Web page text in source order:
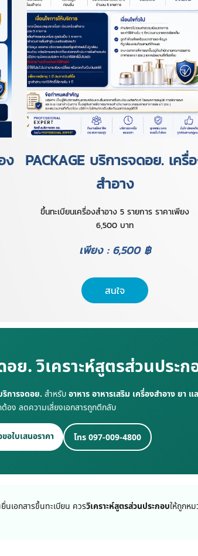
ง PACKAGE บริการจดอย. เครื่
สำอาง
ขึ้นทะเบียนเครื่องสำอาง 5 รายการ ราคาเพียง
6,500 บาท
เพียง : 6,500 ฿
สนใจ
อย. วิเคราะห์สูตรส่วนประ
ริการจดอย. สำหรับ อาหาร อาหารเสริม เครื่องสำอาง ยา
อง ลดความเสี่ยงเอกสารถูกตีกลับ
อใบเสนอราคา โทร 097-009-4800
นเอกสารขึ้นทะเบียน ควรวิเคราะห์สูตรส่วนประกอบให้ถูกห